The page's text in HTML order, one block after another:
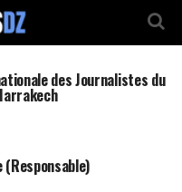
des Journalistes du
(Responsable)